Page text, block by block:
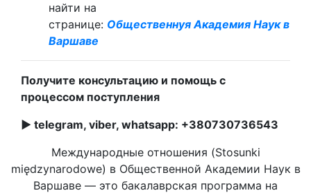
найти на
странице: Общественнуя Академия Наук в
Варшаве
Получите консультацию и помощь с
процессом поступления
► telegram, viber, whatsapp: +380730736543
Международные отношения (Stosunki
międzynarodowe) в Общественной Академии Наук в
Варшаве — это бакалаврская программа на